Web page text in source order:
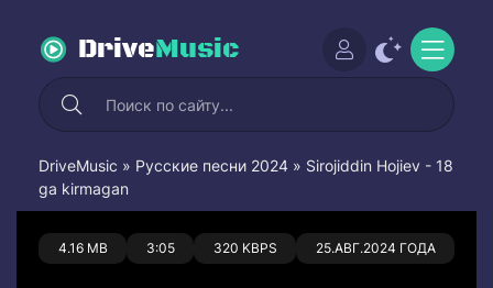
DriveMusic
DriveMusic » Русские песни 2024 » Sirojiddin Hojiev - 18
ga kirmagan
4.16 MB 3:05 320 KBPS 25.АВГ.2024 ГОДА
0 0